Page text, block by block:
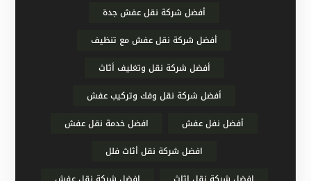
أفضل شركة نقل عفش جدة
أفضل شركة نقل عفش مع تنظيف
أفضل شركة نقل وتغليف أثاث
أفضل شركة نقل وفك وتركيب عفش
أفضل نفل عفش
افضل خدمة نقل عفش
افضل شركة نقل أثاث فلل